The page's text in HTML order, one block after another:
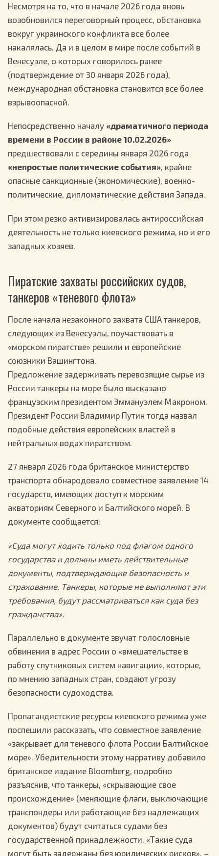
Несмотря на то, что в начале 2026 года вновь
возобновился переговорный процесс, обстановка
вокруг украинского конфликта все более
накалялась. Да и в целом в мире после событий в
Венесуэле, о которых говорилось ранее
(подтверждение от 30 января 2026 года),
международная обстановка становится все более
взрывоопасной.
Непосредственно началу «драматичного периода
времени в России в районе 10.02.2026»
предшествовали с середины января 2026 года
«непростые политические события», крайне
опасные санкционные (экономические), военно-
политические, дипломатические действия Запада.
При этом резко активизировалась антироссийская
деятельность не только киевского режима, но и его
западных хозяев.
Пиратские захваты российских судов,
танкеров «теневого флота»
После начала незаконного захвата США танкеров,
следующих из Венесуэлы, поучаствовать в
«морском пиратстве» решили и европейские
союзники Вашингтона.
Предложение задерживать перевозящие сырье из
России танкеры на море было высказано
французским президентом Эммануэлем Макроном.
Президент России Владимир Путин тогда назвал
подобные действия европейских властей в
нейтральных водах пиратством.
27 января 2026 года британское министерство
транспорта обнародовало совместное заявление 14
государств, имеющих доступ к морским
акваториям Северного и Балтийского морей. В
документе сообщается:
«Суда могут ходить только под флагом одного
государства и должны иметь действительные
документы, подтверждающие безопасность и
страхование. Танкеры, которые не выполняют эти
требования, будут рассматриваться как суда без
гражданства».
Параллельно в документе звучат голословные
обвинения в адрес России о «вмешательстве в
работу спутниковых систем навигации», которые,
по мнению западных стран, создают угрозу
безопасности судоходства.
Пропагандистские ресурсы киевского режима уже
поспешили рассказать, что совместное заявление
«закрывает для теневого флота России Балтийское
море». Убедительности этому нарративу добавило
британское издание Bloomberg, подробно
разъяснив, что танкеры, «скрывающие свое
происхождение» (меняющие флаги, выключающие
транспондеры или работающие без надлежащих
документов) будут считаться судами без
государственной принадлежности. «Такие суда
могут быть задержаны без юридических рисков», –